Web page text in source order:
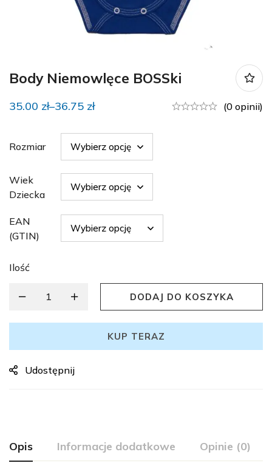
Body Niemowlęce BOSSki
35.00 zł–36.75 zł (0 opinii)
Rozmiar
Wiek
Dziecka
EAN
(GTIN)
Ilość
DODAJ DO KOSZYKA
KUP TERAZ
Udostępnij
Opis Informacje dodatkowe Opinie (0)